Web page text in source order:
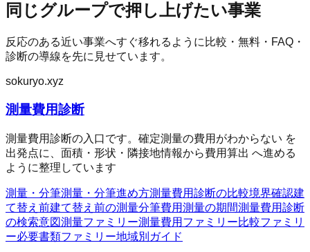
同じグループで押し上げたい事業
反応のある近い事業へすぐ移れるように比較・無料・FAQ・
診断の導線を先に見せています。
sokuryo.xyz
測量費用診断
測量費用診断の入口です。確定測量の費用がわからない を
出発点に、面積・形状・隣接地情報から費用算出 へ進める
ように整理しています
測量・分筆測量・分筆進め方測量費用診断の比較境界確認建
て替え前建て替え前の測量分筆費用測量の期間測量費用診断
の検索意図測量ファミリー測量費用ファミリー比較ファミリ
ー必要書類ファミリー地域別ガイド